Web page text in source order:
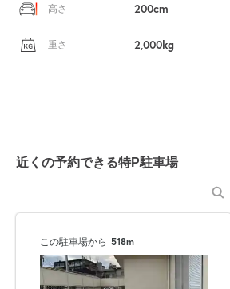
高さ 200cm
重さ 2,000kg
近くの予約できる特P駐車場
この駐車場から 518m